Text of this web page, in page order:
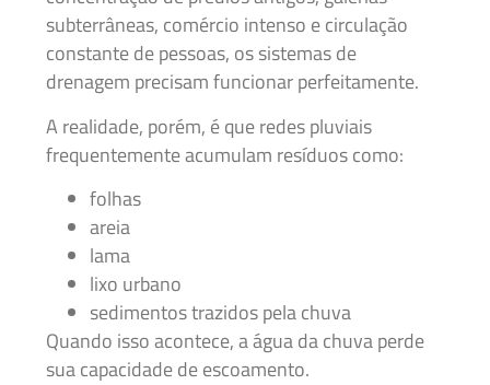
subterrâneas, comércio intenso e circulação
constante de pessoas, os sistemas de
drenagem precisam funcionar perfeitamente.
A realidade, porém, é que redes pluviais
frequentemente acumulam resíduos como:
folhas
areia
lama
lixo urbano
sedimentos trazidos pela chuva
Quando isso acontece, a água da chuva perde
sua capacidade de escoamento.